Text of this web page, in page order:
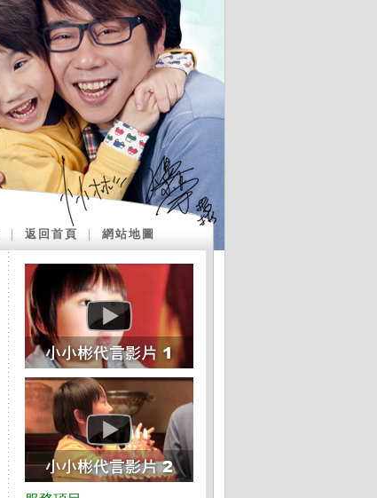
返回首頁 網站地圖